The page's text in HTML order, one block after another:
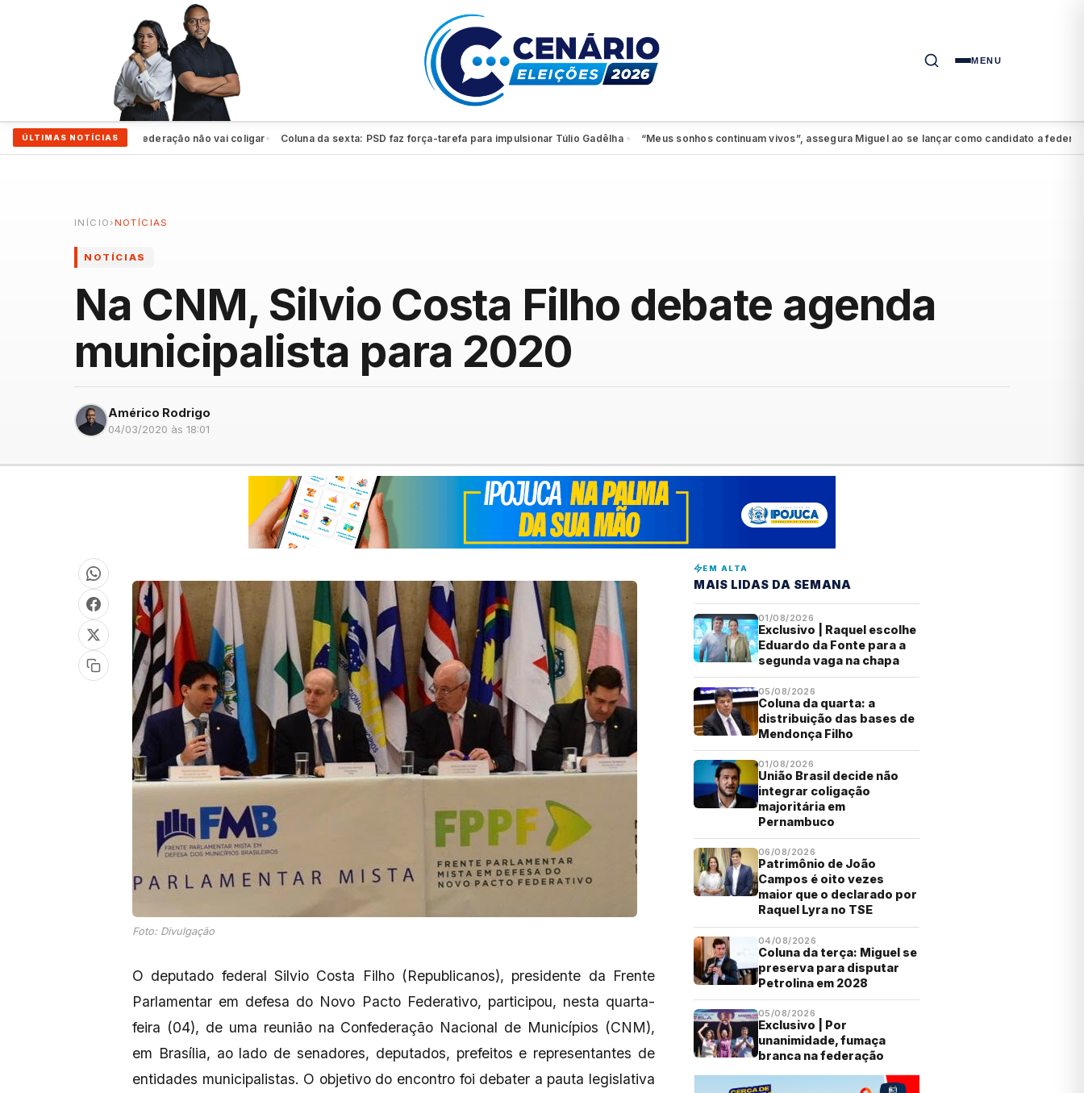
MENU
ÚLTIMAS NOTÍCIAS
apoia Raquel, mas federação não vai coligar● Coluna da sexta: PSD faz força-tarefa para impulsionar Túlio Gadêlha● “Meus sonhos continuam vivos”, assegura Miguel ao se lançar como candidato a federal●
INÍCIO ›NOTÍCIAS
NOTÍCIAS
Na CNM, Silvio Costa Filho debate agenda
municipalista para 2020
Américo Rodrigo
04/03/2020 às 18:01
Foto: Divulgação
O deputado federal Silvio Costa Filho (Republicanos), presidente da Frente
Parlamentar em defesa do Novo Pacto Federativo, participou, nesta quarta-
feira (04), de uma reunião na Confederação Nacional de Municípios (CNM),
em Brasília, ao lado de senadores, deputados, prefeitos e representantes de
entidades municipalistas. O objetivo do encontro foi debater a pauta legislativa
EM ALTA
MAIS LIDAS DA SEMANA
01/08/2026
Exclusivo | Raquel escolhe
Eduardo da Fonte para a
segunda vaga na chapa
05/08/2026
Coluna da quarta: a
distribuição das bases de
Mendonça Filho
01/08/2026
União Brasil decide não
integrar coligação
majoritária em
Pernambuco
06/08/2026
Patrimônio de João
Campos é oito vezes
maior que o declarado por
Raquel Lyra no TSE
04/08/2026
Coluna da terça: Miguel se
preserva para disputar
Petrolina em 2028
05/08/2026
Exclusivo | Por
unanimidade, fumaça
branca na federação